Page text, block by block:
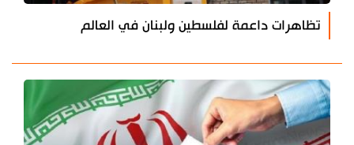
تظاهرات داعمة لفلسطين ولبنان في العالم